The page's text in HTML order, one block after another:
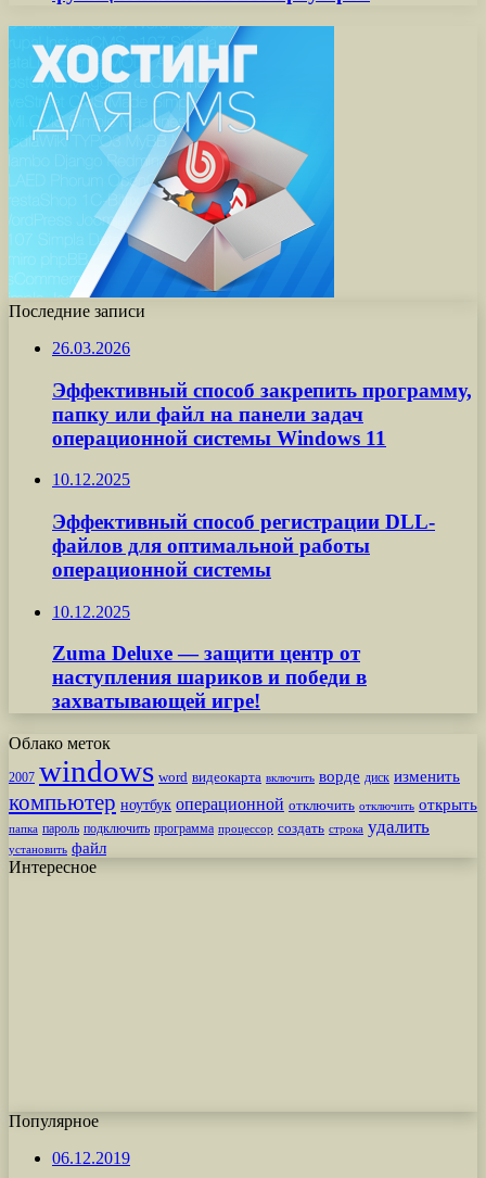
Последние записи
26.03.2026
Эффективный способ закрепить программу,
папку или файл на панели задач
операционной системы Windows 11
10.12.2025
Эффективный способ регистрации DLL-
файлов для оптимальной работы
операционной системы
10.12.2025
Zuma Deluxe — защити центр от
наступления шариков и победи в
захватывающей игре!
Облако меток
2007 windows word видеокарта включить ворде диск изменить
компьютер ноутбук операционной отключить отключить открыть
папка пароль подключить программа процессор создать строка удалить
установить файл
Интересное
Популярное
06.12.2019